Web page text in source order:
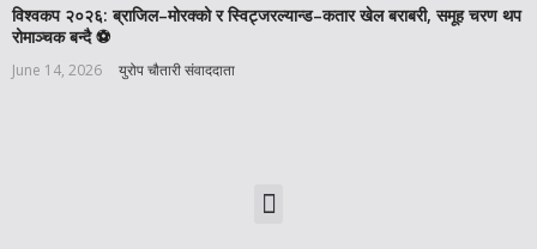
विश्वकप २०२६: ब्राजिल–मोरक्को र स्विट्जरल्यान्ड–कतार खेल बराबरी, समूह चरण थप
रोमाञ्चक बन्दै ⚽️
June 14, 2026 युरोप चौतारी संवाददाता